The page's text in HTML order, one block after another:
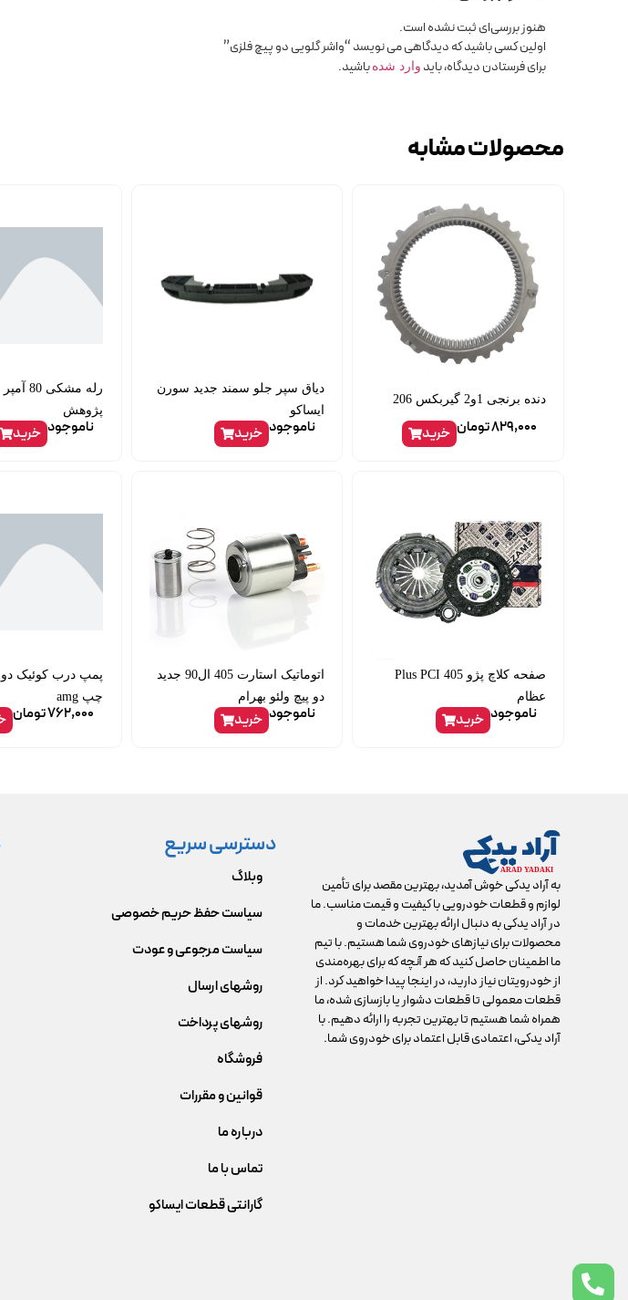
هنوز بررسی‌ای ثبت نشده است.
اولین کسی باشید که دیدگاهی می نویسد “واشر گلویی دو پیچ فلزی”
برای فرستادن دیدگاه، باید وارد شده باشید.
محصولات مشابه
دنده برنجی 1و2 گیربکس 206
829,000تومان خرید
دیاق سپر جلو سمند جدید سورن
ایساکو
ناموجود خرید
رله
پژوهش
ناموجود خرید
صفحه کلاچ پژو 405 Plus PCI
عظام
ناموجود خرید
اتوماتیک استارت 405 ال90 جدید
دو پیچ ولئو بهرام
ناموجود خرید
پمپ درب کوئیک
چپ amg
762,000تومان
به آراد یدکی خوش آمدید، بهترین مقصد برای تأمین
لوازم و قطعات خودرویی با کیفیت و قیمت مناسب. ما
در آراد یدکی به دنبال ارائه بهترین خدمات و
محصولات برای نیازهای خودروی شما هستیم. با تیم
ما اطمینان حاصل کنید که هر آنچه که برای بهره‌مندی
از خودرویتان نیاز دارید، در اینجا پیدا خواهید کرد. از
قطعات معمولی تا قطعات دشوار یا بازسازی شده، ما
همراه شما هستیم تا بهترین تجربه را ارائه دهیم. با
آراد یدکی، اعتمادی قابل اعتماد برای خودروی شما.
دسترسی سریع
وبلاگ
سیاست حفظ حریم خصوصی
سیاست مرجوعی و عودت
روشهای ارسال
روشهای پرداخت
فروشگاه
قوانین و مقررات
درباره ما
تماس با ما
گارانتی قطعات ایساکو